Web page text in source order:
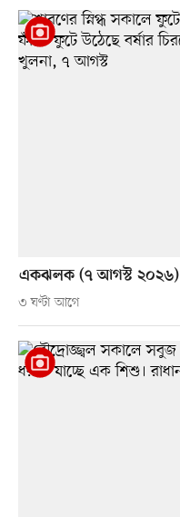
একঝলক (৭ আগস্ট ২০২৬)
৩ ঘণ্টা আগে